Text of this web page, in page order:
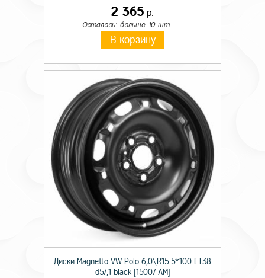
2 365 р.
Осталось: больше 10 шт.
В корзину
Диски Magnetto VW Polo 6,0\R15 5*100 ET38
d57,1 black [15007 AM]